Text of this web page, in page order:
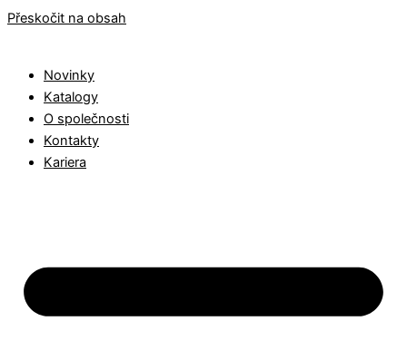
Přeskočit na obsah
Novinky
Katalogy
O společnosti
Kontakty
Kariera